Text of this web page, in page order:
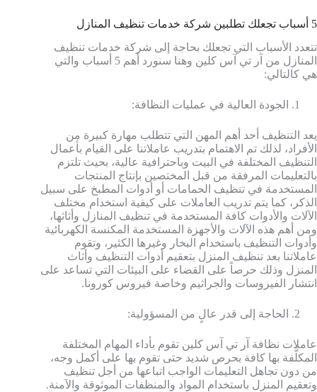
5 أسباب تجعلك تطلبين شركة خدمات تنظيف المنازل
تتعدد الأسباب التي تجعلك بحاجة إلى شركة خدمات تنظيف
المنازل من آر تي آس كلين وهنا سنورد أهم 5 أسباب والتي
هي كالتالي:
الجودة العالية في عمليات النظافة:
يعد التنظيف أحد أهم المهن التي تتطلب مهارة كبيرة من
الأفراد، لذلك تم الاهتمام بتدريب عاملاتنا على القيام بأعمال
التنظيف المختلفة في البيت وباحترافية عالية، بحيث تلتزم
بالتعليمات المرفقة من قبل المختصين بإنتاج المنتجات
المستخدمة في تنظيف الحمامات أو أدوات المطبخ على سبيل
الذكر، كما يتم تدريب العاملات على كيفية استخدام مختلف
الآلات والأدوات كافة المستخدمة في تنظيف المنازل وأثاثها،
ومن أهم هذه الآلات والأجهزة المستخدمة المكنسة الكهربائية
وأدوات التنظيف باستخدام البخار وغيرها الكثير، وتقوم
عاملاتنا بعد تنظيف المنزل بتعقيم أدوات التنظيف وأثاث
المنزل وذلك حرصاً على القضاء على البيئات التي تساعد على
انتشار الفيروسات والجراثيم وخاصة فيروس كورونا.
الحاجة إلى قدر عالٍ من المسؤولية:
عاملات نظافة آر تي آس كلين تقوم بأداء المهام المختلفة
المكلَّفة بها كافة بحرص شديد حتى تقوم بها على أكمل وجه،
من دون تجاهل التعليمات الواجب اتباعها من أجل تنظيف
وتعقيم المنزل باستخدام المواد والمنظفات الموثوقة والآمنة.